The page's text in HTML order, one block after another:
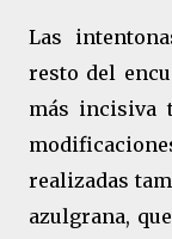
Las
resto del
más incisiva
realizadas
azulgrana,